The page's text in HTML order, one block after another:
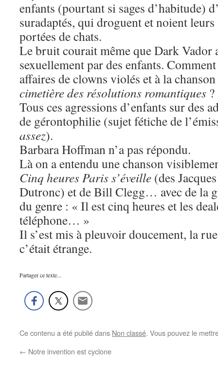
enfants (pourtant si sages d’habitude)
suradaptés, qui droguent et noient
portées de chats.
Le bruit courait même que Dark Vador
sexuellement par des enfants.
affaires de clowns violés et à la
cimetière des résolutions romantiques ?
Tous ces agressions d’enfants sur des
de gérontophilie (sujet fétiche de
assez).
Barbara Hoffman n’a pas répondu.
Là on a entendu une chanson
Cinq heures Paris s’éveille (des
Dutronc) et de Bill Clegg… avec de la
du genre : « Il est cinq heures et les
téléphone… »
Il s’est mis à pleuvoir doucement, la
c’était étrange.
Partager ce texte...
Ce contenu a été publié dans Non classé. Vous pouvez le
← Notre invention est cyclone